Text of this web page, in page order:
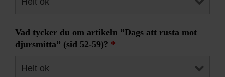
Vad tycker du om artikeln ”Dags att rusta mot
djursmitta” (sid 52-59)? *